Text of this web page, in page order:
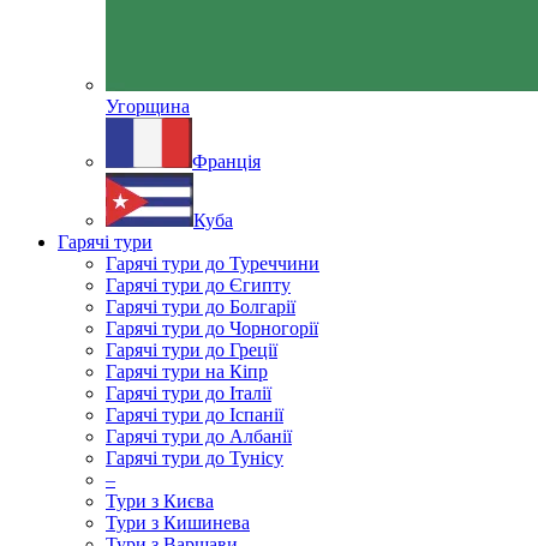
Угорщина
Франція
Куба
Гарячі тури
Гарячі тури до Туреччини
Гарячі тури до Єгипту
Гарячі тури до Болгарії
Гарячі тури до Чорногорії
Гарячі тури до Греції
Гарячі тури на Кіпр
Гарячі тури до Італії
Гарячі тури до Іспанії
Гарячі тури до Албанії
Гарячі тури до Тунісу
–
Тури з Києва
Тури з Кишинева